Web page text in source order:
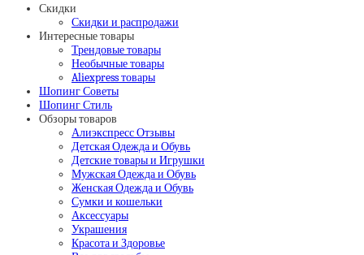
Скидки
Скидки и распродажи
Интересные товары
Трендовые товары
Необычные товары
Aliexpress товары
Шопинг Советы
Шопинг Стиль
Обзоры товаров
Алиэкспресс Отзывы
Детская Одежда и Обувь
Детские товары и Игрушки
Мужская Одежда и Обувь
Женская Одежда и Обувь
Сумки и кошельки
Аксессуары
Украшения
Красота и Здоровье